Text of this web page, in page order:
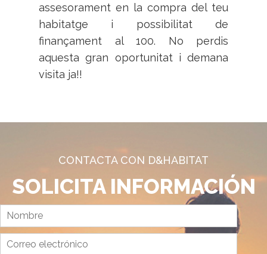
assesorament en la compra del teu
habitatge i possibilitat de
finançament al 100. No perdis
aquesta gran oportunitat i demana
visita ja!!
CONTACTA CON D&HABITAT
SOLICITA INFORMACIÓN